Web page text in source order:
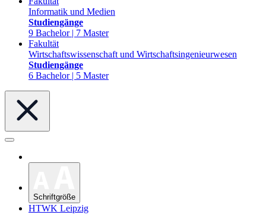
Informatik und Medien
Studiengänge
9 Bachelor | 7 Master
Fakultät
Wirtschaftswissenschaft und Wirtschaftsingenieurwesen
Studiengänge
6 Bachelor | 5 Master
Schriftgröße
HTWK Leipzig